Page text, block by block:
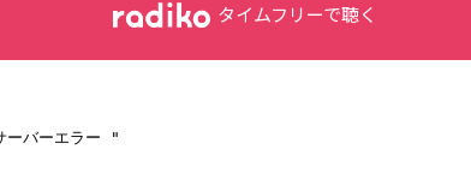
タイムフリーで聴く